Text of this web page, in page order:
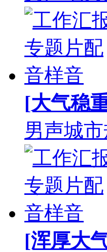
[大气稳
男声城
[浑厚大